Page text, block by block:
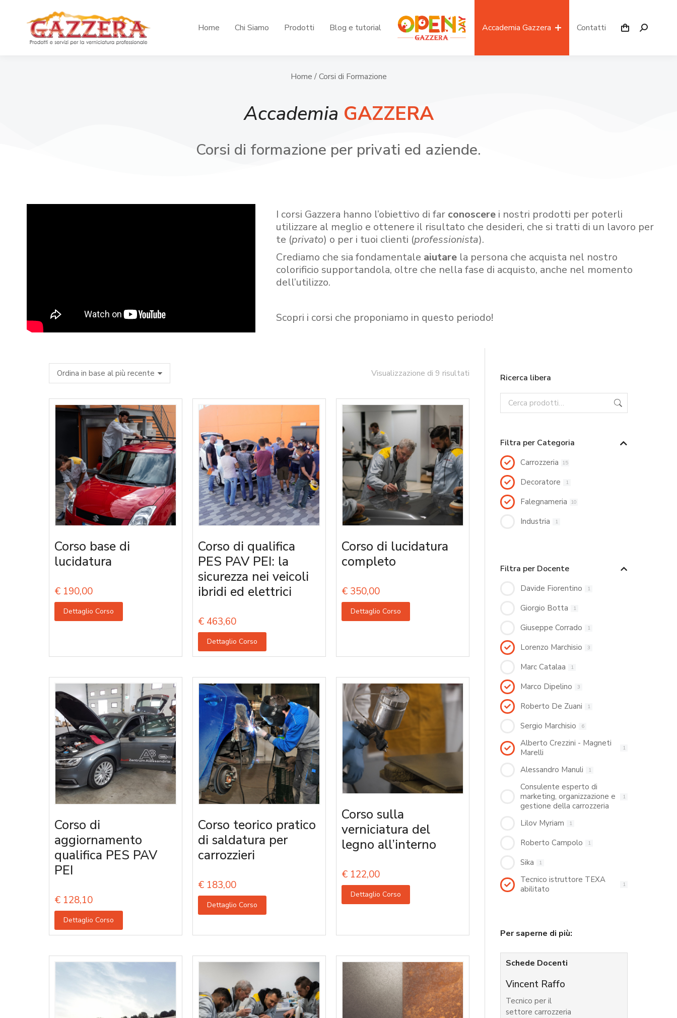
Home Chi Siamo Prodotti Blog e tutorial Accademia Gazzera Contatti
Home / Corsi di Formazione
Accademia GAZZERA
Corsi di formazione per privati ed aziende.
I corsi Gazzera hanno l’obiettivo di far conoscerei nostri prodotti per poterli
utilizzare al meglio e ottenere il risultato che desideri, che si tratti di un lavoro per
te (privato) o per i tuoi clienti (professionista).
Crediamo che sia fondamentale aiutare la persona che acquista nel nostro
colorificio supportandola, oltre che nella fase di acquisto, anche nel momento
dell’utilizzo.
Scopri i corsi che proponiamo in questo periodo!
Visualizzazione di 9 risultati
Corso base di
lucidatura
€ 190,00
Dettaglio Corso
Corso di qualifica
PES PAV PEI: la
sicurezza nei veicoli
ibridi ed elettrici
€ 463,60
Dettaglio Corso
Corso di lucidatura
completo
€ 350,00
Dettaglio Corso
Corso di
aggiornamento
qualifica PES PAV
PEI
€ 128,10
Dettaglio Corso
Corso teorico pratico
di saldatura per
carrozzieri
€ 183,00
Dettaglio Corso
Corso sulla
verniciatura del
legno all’interno
€ 122,00
Dettaglio Corso
Ricerca libera
Filtra per Categoria
Carrozzeria 15
Decoratore 1
Falegnameria 10
Industria 1
Filtra per Docente
Davide Fiorentino 1
Giorgio Botta 1
Giuseppe Corrado 1
Lorenzo Marchisio 3
Marc Catalaa 1
Marco Dipelino 3
Roberto De Zuani 1
Sergio Marchisio 6
Alberto Crezzini - Magneti
Marelli
1
Alessandro Manuli 1
Consulente esperto di
marketing, organizzazione e
gestione della carrozzeria
1
Lilov Myriam 1
Roberto Campolo 1
Sika 1
Tecnico istruttore TEXA
abilitato
1
Per saperne di più:
Schede Docenti
Vincent Raffo
Tecnico per il
settore carrozzeria